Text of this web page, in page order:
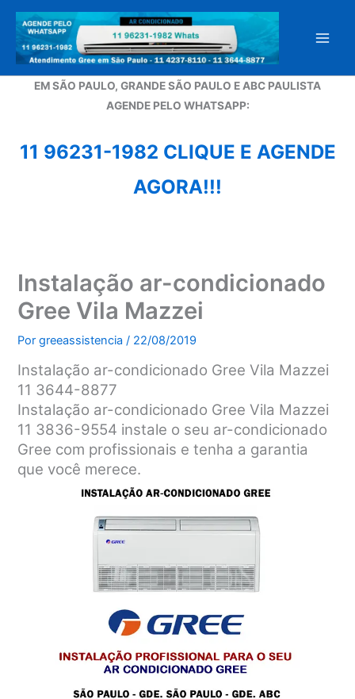
para
conteúdo
EM SÃO PAULO, GRANDE SÃO PAULO E ABC PAULISTA
AGENDE PELO WHATSAPP:
11 96231-1982 CLIQUE E AGENDE
AGORA!!!
Instalação ar-condicionado
Gree Vila Mazzei
Porgreeassistencia/ 22/08/2019
Instalação ar-condicionado Gree Vila Mazzei
11 3644-8877
Instalação ar-condicionado Gree Vila Mazzei
11 3836-9554 instale o seu ar-condicionado
Gree com profissionais e tenha a garantia
que você merece.